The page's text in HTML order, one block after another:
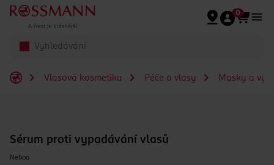
Přeskočit na hlavmní obsah
0
Vlasová kosmetika Péče o vlasy Masky a
Sérum proti vypadávání vlasů
Neboa